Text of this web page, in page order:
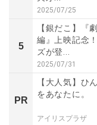
2025/07/25
5
【銀だこ】『
編』上映記念
ズが登...
2025/07/31
PR
【大人気】ひ
をあなたに。
アイリスプラザ